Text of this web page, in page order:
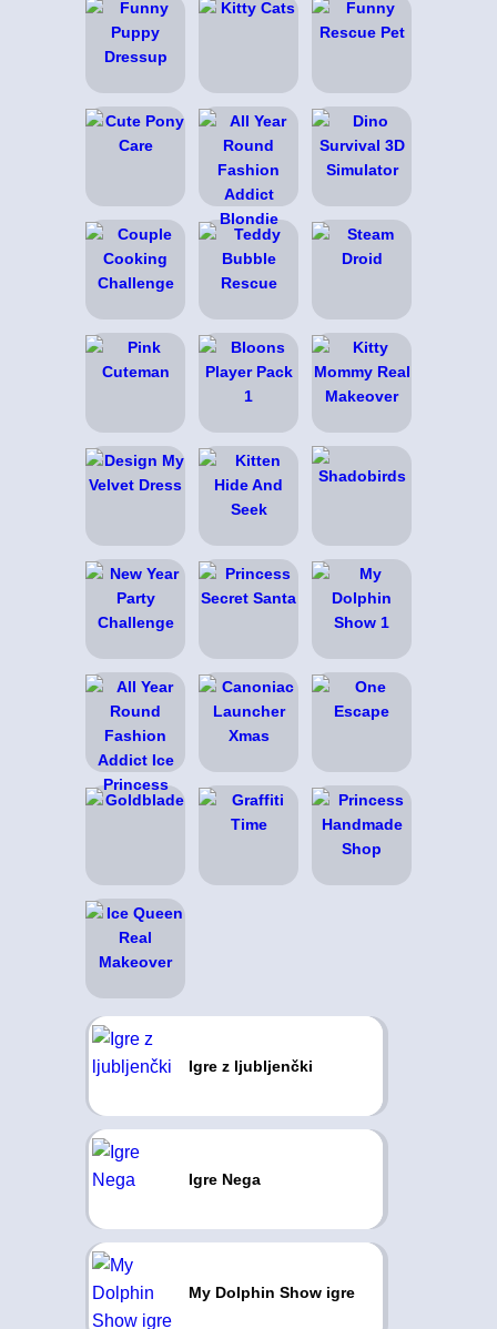
Igre z ljubljenčki
Igre Nega
My Dolphin Show igre